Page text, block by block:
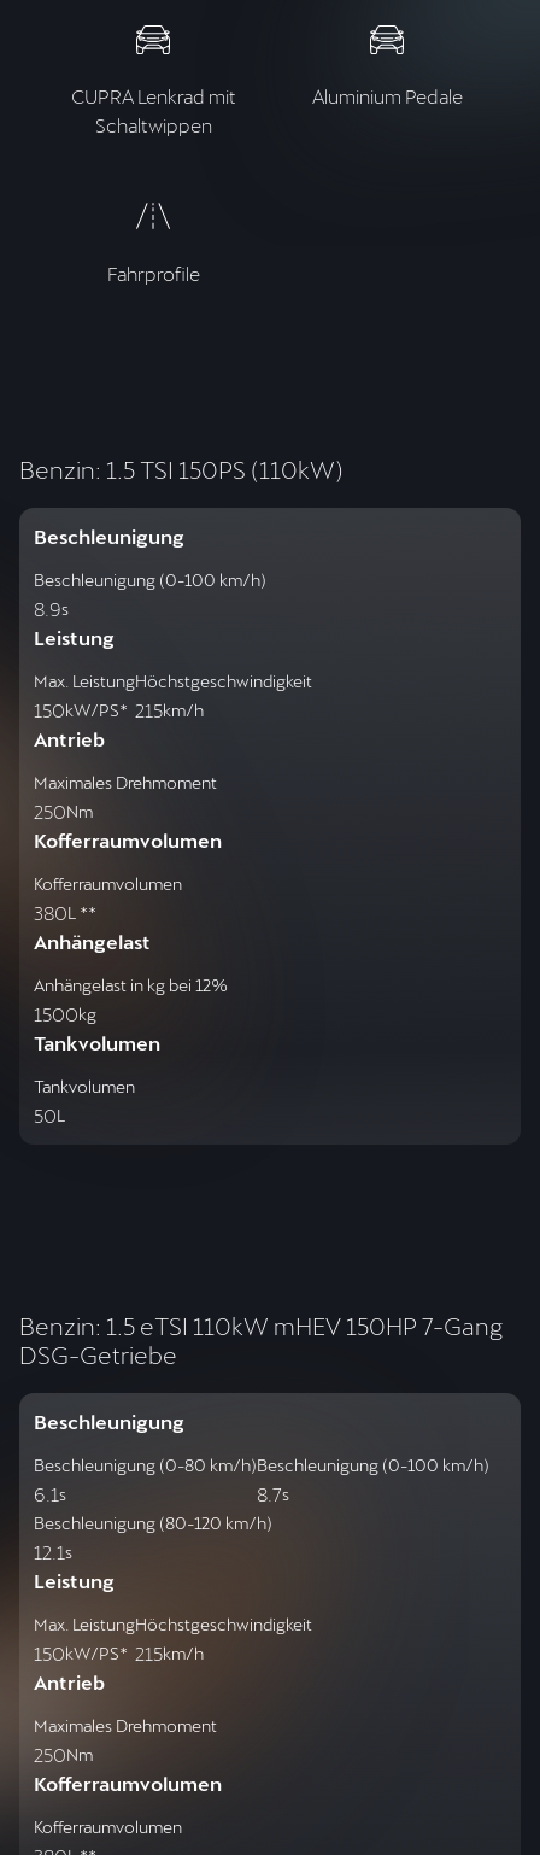
CUPRA Lenkrad mit
Schaltwippen
Aluminium Pedale
Fahrprofile
Benzin: 1.5 TSI 150PS (110kW)
Beschleunigung
Beschleunigung (0-100 km/h)
8.9s
Leistung
Max. Leistung
150kW/PS*
Höchstgeschwindigkeit
215km/h
Antrieb
Maximales Drehmoment
250Nm
Kofferraumvolumen
Kofferraumvolumen
380L **
Anhängelast
Anhängelast in kg bei 12%
1500kg
Tankvolumen
Tankvolumen
50L
Benzin: 1.5 eTSI 110kW mHEV 150HP 7-Gang
DSG-Getriebe
Beschleunigung
Beschleunigung (0-80 km/h)
6.1s
Beschleunigung (0-100 km/h)
8.7s
Beschleunigung (80-120 km/h)
12.1s
Leistung
Max. Leistung
150kW/PS*
Höchstgeschwindigkeit
215km/h
Antrieb
Maximales Drehmoment
250Nm
Kofferraumvolumen
Kofferraumvolumen